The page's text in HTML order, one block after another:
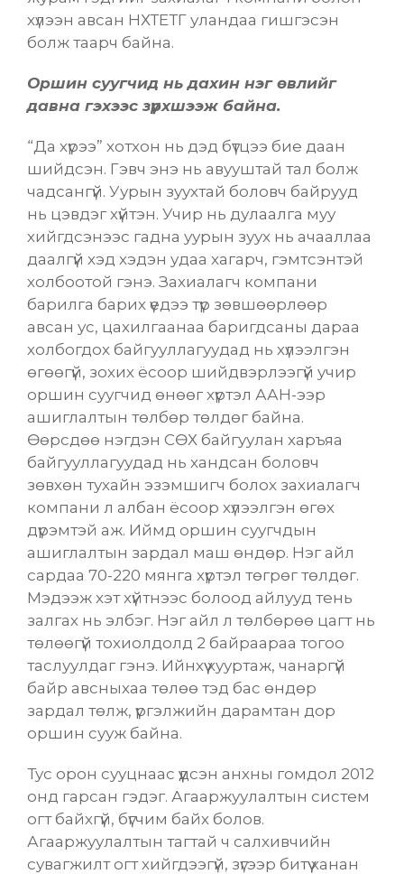
хүлээн авсан НХТЕТГ уландаа гишгэсэн
болж таарч байна.
Оршин суугчид нь дахин нэг өвлийг
давна гэхээс зүрхшээж байна.
“Да хүрээ” хотхон нь дэд бүтцээ бие даан
шийдсэн. Гэвч энэ нь авууштай тал болж
чадсангүй. Уурын зуухтай боловч байрууд
нь цэвдэг хүйтэн. Учир нь дулаалга муу
хийгдсэнээс гадна уурын зуух нь ачааллаа
даалгүй хэд хэдэн удаа хагарч, гэмтсэнтэй
холбоотой гэнэ. Захиалагч компани
барилга барих үедээ түр зөвшөөрлөөр
авсан ус, цахилгаанаа баригдсаны дараа
холбогдох байгууллагуудад нь хүлээлгэн
өгөөгүй, зохих ёсоор шийдвэрлээгүй учир
оршин суугчид өнөөг хүртэл ААН-ээр
ашиглалтын төлбөр төлдөг байна.
Өөрсдөө нэгдэн СӨХ байгуулан харъяа
байгууллагуудад нь хандсан боловч
зөвхөн тухайн эзэмшигч болох захиалагч
компани л албан ёсоор хүлээлгэн өгөх
дүрэмтэй аж. Иймд оршин суугчдын
ашиглалтын зардал маш өндөр. Нэг айл
сардаа 70-220 мянга хүртэл төгрөг төлдөг.
Мэдээж хэт хүйтнээс болоод айлууд тень
залгах нь элбэг. Нэг айл л төлбөрөө цагт нь
төлөөгүй тохиолдолд 2 байраараа тогоо
таслуулдаг гэнэ. Ийнхүү хууртаж, чанаргүй
байр авсныхаа төлөө тэд бас өндөр
зардал төлж, үргэлжийн дарамтан дор
оршин сууж байна.
Тус орон сууцнаас үүдсэн анхны гомдол 2012
онд гарсан гэдэг. Агааржуулалтын систем
огт байхгүй, бүгчим байх болов.
Агааржуулалтын тагтай ч салхивчийн
сувагжилт огт хийгдээгүй, зүгээр битүү ханан